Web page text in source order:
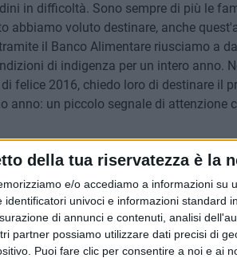
della tua riservatezza è la
e/o accediamo a informazioni su
univoci e informazioni standard
di annunci e contenuti, analisi
partner possiamo utilizzare dati precisi di
Puoi fare clic per consentire a noi e ai
in difficoltà. Sono sempre di più le
abbiamo voluto destinare, anche
il Banco Alimentare riusciamo a
di indigenza per un intero anno.
felice 2016, chiedo loro di destinare il
anno: un piccolo segnale di attenzione
8 AGOSTO 2026
Furgone rubato a Ruvo di
ritrovato a Terlizzi